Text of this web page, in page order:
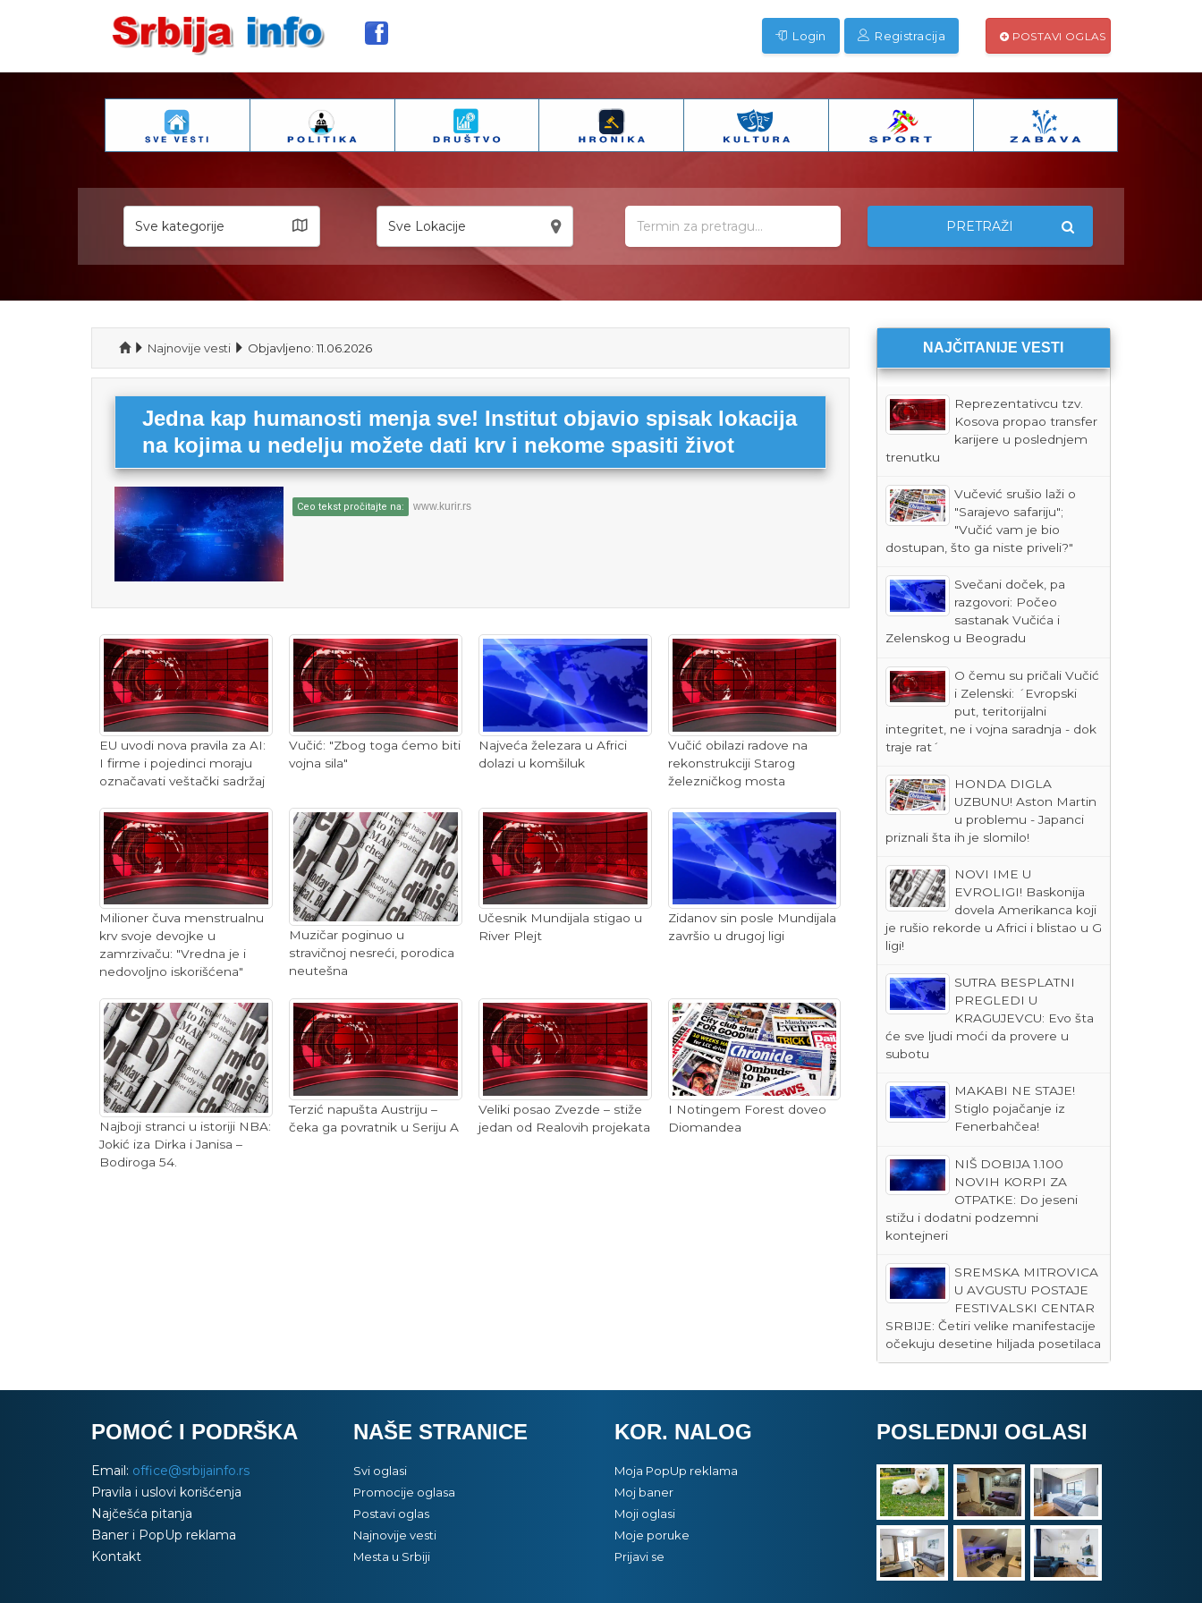
Login Registracija POSTAVI OGLAS
Sve kategorije Sve Lokacije PRETRAŽI
Najnovije vesti Objavljeno: 11.06.2026
Jedna kap humanosti menja sve! Institut objavio spisak lokacija
na kojima u nedelju možete dati krv i nekome spasiti život
Ceo tekst pročitajte na: www.kurir.rs
EU uvodi nova pravila za AI:
I firme i pojedinci moraju
označavati veštački sadržaj
Vučić: "Zbog toga ćemo biti
vojna sila"
Najveća železara u Africi
dolazi u komšiluk
Vučić obilazi radove na
rekonstrukciji Starog
železničkog mosta
Milioner čuva menstrualnu
krv svoje devojke u
zamrzivaču: "Vredna je i
nedovoljno iskorišćena"
Muzičar poginuo u
stravičnoj nesreći, porodica
neutešna
Učesnik Mundijala stigao u
River Plejt
Zidanov sin posle Mundijala
završio u drugoj ligi
Najboji stranci u istoriji NBA:
Jokić iza Dirka i Janisa –
Bodiroga 54.
Terzić napušta Austriju –
čeka ga povratnik u Seriju A
Veliki posao Zvezde – stiže
jedan od Realovih projekata
I Notingem Forest doveo
Diomandea
NAJČITANIJE VESTI
Reprezentativcu tzv.
Kosova propao transfer
karijere u poslednjem
trenutku
Vučević srušio laži o
"Sarajevo safariju";
"Vučić vam je bio
dostupan, što ga niste priveli?"
Svečani doček, pa
razgovori: Počeo
sastanak Vučića i
Zelenskog u Beogradu
O čemu su pričali Vučić
i Zelenski: ´Evropski
put, teritorijalni
integritet, ne i vojna saradnja - dok
traje rat´
HONDA DIGLA
UZBUNU! Aston Martin
u problemu - Japanci
priznali šta ih je slomilo!
NOVI IME U
EVROLIGI! Baskonija
dovela Amerikanca koji
je rušio rekorde u Africi i blistao u G
ligi!
SUTRA BESPLATNI
PREGLEDI U
KRAGUJEVCU: Evo šta
će sve ljudi moći da provere u
subotu
MAKABI NE STAJE!
Stiglo pojačanje iz
Fenerbahčea!
NIŠ DOBIJA 1.100
NOVIH KORPI ZA
OTPATKE: Do jeseni
stižu i dodatni podzemni
kontejneri
SREMSKA MITROVICA
U AVGUSTU POSTAJE
FESTIVALSKI CENTAR
SRBIJE: Četiri velike manifestacije
očekuju desetine hiljada posetilaca
POMOĆ I PODRŠKA
Email: office@srbijainfo.rs
Pravila i uslovi korišćenja
Najčešća pitanja
Baner i PopUp reklama
Kontakt
NAŠE STRANICE
Svi oglasi
Promocije oglasa
Postavi oglas
Najnovije vesti
Mesta u Srbiji
KOR. NALOG
Moja PopUp reklama
Moj baner
Moji oglasi
Moje poruke
Prijavi se
POSLEDNJI OGLASI